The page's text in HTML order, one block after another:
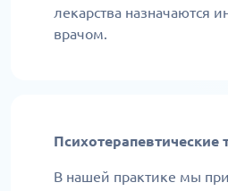
лекарства назначаются
врачом.
Психотерапевтические
В нашей практике мы